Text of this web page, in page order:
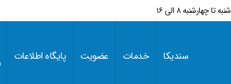
شنبه تا چهارشنبه 8 الی 16
سندیکا خدمات عضویت پایگاه اطلاعات